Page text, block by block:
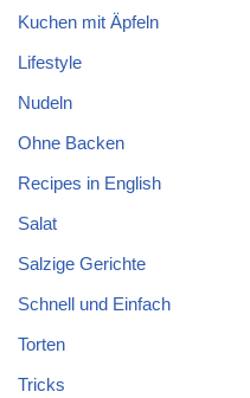
Kuchen mit Äpfeln
Lifestyle
Nudeln
Ohne Backen
Recipes in English
Salat
Salzige Gerichte
Schnell und Einfach
Torten
Tricks